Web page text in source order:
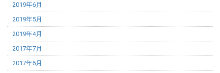
2019年6月
2019年5月
2019年4月
2017年7月
2017年6月